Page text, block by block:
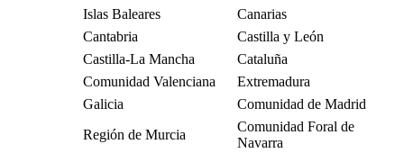
Islas Baleares
Canarias
Cantabria
Castilla y León
Castilla-La Mancha
Cataluña
Comunidad Valenciana
Extremadura
Galicia
Comunidad de Madrid
Región de Murcia
Comunidad Foral de
Navarra